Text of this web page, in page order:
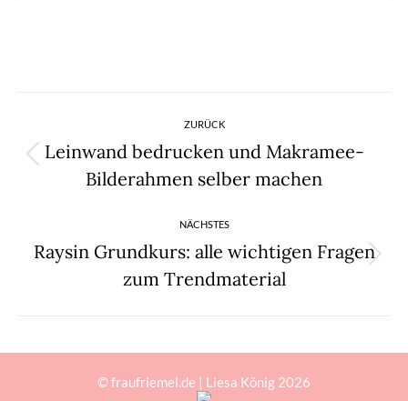
ZURÜCK
Vorheriger
Beitrag:
Leinwand bedrucken und Makramee-
Bilderahmen selber machen
NÄCHSTES
Nächster
Beitrag:
Raysin Grundkurs: alle wichtigen Fragen
zum Trendmaterial
© fraufriemel.de | Liesa König 2026